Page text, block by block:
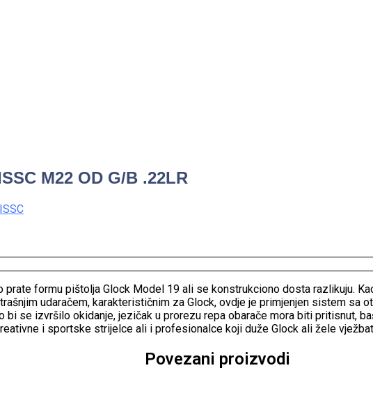
M22 OD G/B .22LR
ISSC
formu pištolja Glock Model 19 ali se konstrukciono dosta razlikuju.
udaračem, karakterističnim za Glock, ovdje je primjenjen sistem sa
bi se izvršilo okidanje, jezičak u prorezu repa obarače mora biti pritisnut,
i sportske strijelce ali i profesionalce koji duže Glock ali žele
Povezani proizvodi